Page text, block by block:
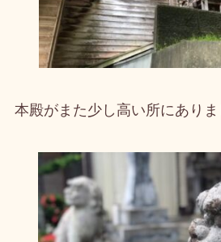
本殿がまた少し高い所にありま